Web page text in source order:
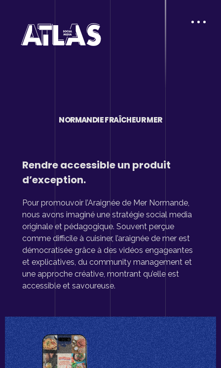
NORMANDIE FRAÎCHEUR MER
Rendre accessible un produit
d’exception.
Pour promouvoir l’Araignée de Mer Normande,
nous avons imaginé une stratégie social media
originale et pédagogique. Souvent perçue
comme difficile à cuisiner, l’araignée de mer est
démocratisée grâce à des vidéos engageantes
et explicatives, du community management et
une approche créative, montrant qu’elle est
accessible et savoureuse.